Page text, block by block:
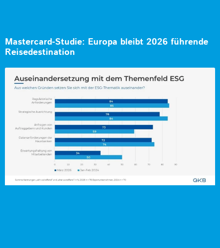
Mastercard-Studie: Europa bleibt 2026 führende
Reisedestination